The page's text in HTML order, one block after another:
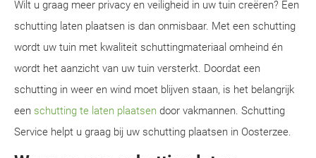
Wilt u graag meer privacy en veiligheid in uw tuin creëren? Een
schutting laten plaatsen is dan onmisbaar. Met een schutting
wordt uw tuin met kwaliteit schuttingmateriaal omheind én
wordt het aanzicht van uw tuin versterkt. Doordat een
schutting in weer en wind moet blijven staan, is het belangrijk
een schutting te laten plaatsen door vakmannen. Schutting
Service helpt u graag bij uw schutting plaatsen in Oosterzee.